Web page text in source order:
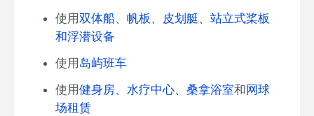
使用双体船、帆板、皮划艇、站立式桨板
和浮潜设备
使用 岛屿班车
使用健身房、水疗中心、桑拿浴室和网球
场租赁